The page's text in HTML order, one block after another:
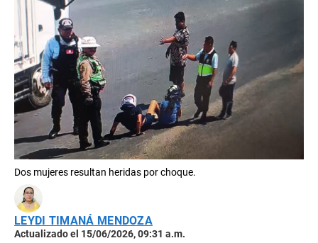
Dos mujeres resultan heridas por choque.
LEYDI TIMANÁ MENDOZA
Actualizado el 15/06/2026, 09:31 a.m.